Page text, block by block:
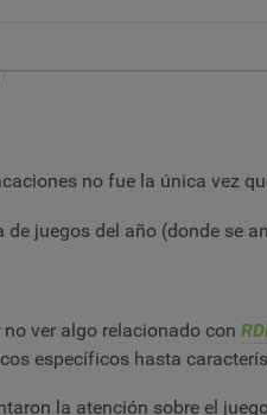
no fue la única vez
de juegos del año (donde se
ver algo relacionado con
específicos hasta
la atención sobre el